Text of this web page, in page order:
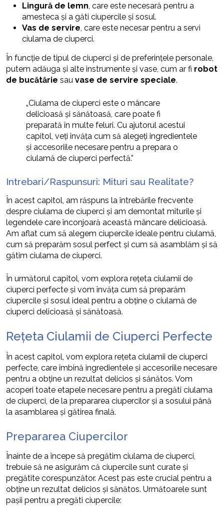
Lingură de lemn , care este necesară pentru a
amesteca și a găti ciupercile și sosul.
Vas de servire , care este necesar pentru a servi
ciulama de ciuperci.
În funcție de tipul de ciuperci și de preferințele personale,
putem adăuga și alte instrumente și vase, cum ar fi robot
de bucătărie sau vase de servire speciale.
„Ciulama de ciuperci este o mâncare
delicioasă și sănătoasă, care poate fi
preparată în multe feluri. Cu ajutorul acestui
capitol, veți învăța cum să alegeți ingredientele
și accesoriile necesare pentru a prepara o
ciulamă de ciuperci perfectă.”
Intrebari/Raspunsuri: Mituri sau Realitate?
În acest capitol, am răspuns la întrebările frecvente
despre ciulama de ciuperci și am demontat miturile și
legendele care înconjoară această mâncare delicioasă.
Am aflat cum să alegem ciupercile ideale pentru ciulamă,
cum să preparăm sosul perfect și cum să asamblăm și să
gătim ciulama de ciuperci.
În următorul capitol, vom explora rețeta ciulamii de
ciuperci perfecte și vom învăța cum să preparăm
ciupercile și sosul ideal pentru a obține o ciulamă de
ciuperci delicioasă și sănătoasă.
Rețeta Ciulamii de Ciuperci Perfecte
În acest capitol, vom explora rețeta ciulamii de ciuperci
perfecte, care îmbină ingredientele și accesoriile necesare
pentru a obține un rezultat delicios și sănătos. Vom
acoperi toate etapele necesare pentru a pregăti ciulama
de ciuperci, de la prepararea ciupercilor și a sosului până
la asamblarea și gătirea finală.
Prepararea Ciupercilor
Înainte de a începe să pregătim ciulama de ciuperci,
trebuie să ne asigurăm că ciupercile sunt curate și
pregătite corespunzător. Acest pas este crucial pentru a
obține un rezultat delicios și sănătos. Următoarele sunt
pașii pentru a pregăti ciupercile: